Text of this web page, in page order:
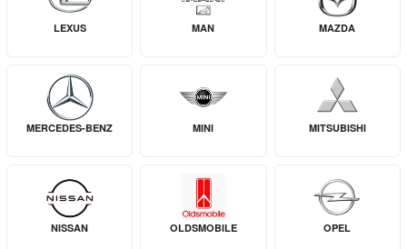
LEXUS MAN MAZDA
MERCEDES-BENZ MINI MITSUBISHI
NISSAN OLDSMOBILE OPEL